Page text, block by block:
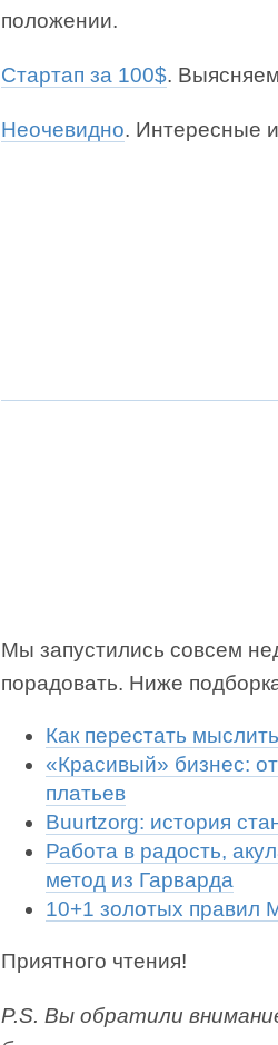
положении.
Стартап за 100$.
Неочевидно. Интересные
Мы запустились совсем
порадовать. Ниже
Как перестать
«Красивый» бизнес:
платьев
Buurtzorg: история
Работа в радость,
метод из Гарварда
10+1 золотых правил
Приятного чтения!
P.S. Вы обратили